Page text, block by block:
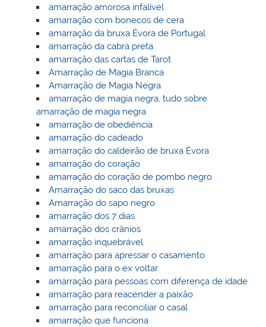
amarração amorosa infalível
amarração com bonecos de cera
amarração da bruxa Évora de Portugal
amarração da cabra preta
amarração das cartas de Tarot
Amarração de Magia Branca
Amarração de Magia Negra
amarração de magia negra, tudo sobre
amarração de magia negra
amarração de obediência
amarração do cadeado
amarração do caldeirão de bruxa Èvora
amarração do coração
amarração do coração de pombo negro
Amarração do saco das bruxas
Amarração do sapo negro
amarração dos 7 dias
amarração dos crânios
amarração inquebrável
amarração para apressar o casamento
amarração para o ex voltar
amarração para pessoas com diferença de idade
amarração para reacender a paixão
amarração para reconciliar o casal
amarração que funciona